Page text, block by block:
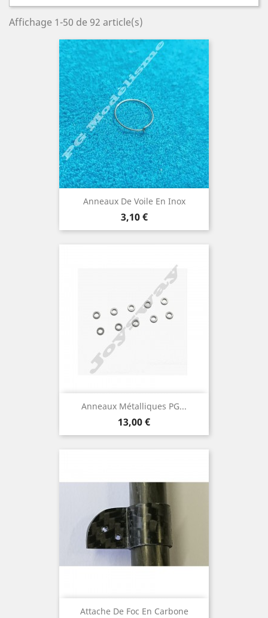
Affichage 1-50 de 92 article(s)
Anneaux De Voile En Inox
Prix
3,10 €
Anneaux Métalliques PG...
Prix
13,00 €
Attache De Foc En Carbone